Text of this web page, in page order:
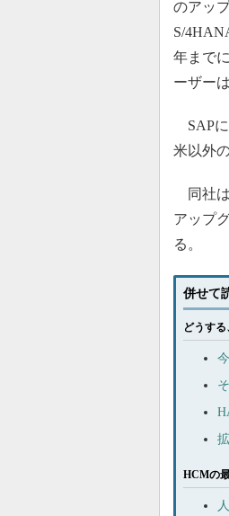
のアッ
S/
年まで
ーザー
SAPに
米以外
同社は
アップ
る。
併せて
どうす
HCMの